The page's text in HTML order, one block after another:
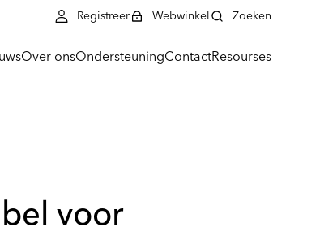
Over onsOndersteuningContactResourses
Registreer Webwinkel Zoeken
voor